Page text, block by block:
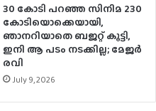
30 കോടി പറഞ്ഞ സിനിമ 230
കോടിയൊക്കെയായി,
ഞാനറിയാതെ ബജറ്റ് കൂട്ടി,
ഇനി ആ പടം നടക്കില്ല; മേജർ
രവി
July 9, 2026